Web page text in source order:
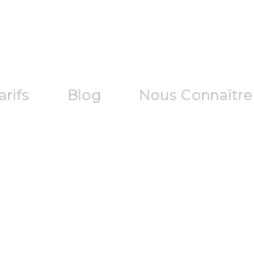
Blog Nous Connaître